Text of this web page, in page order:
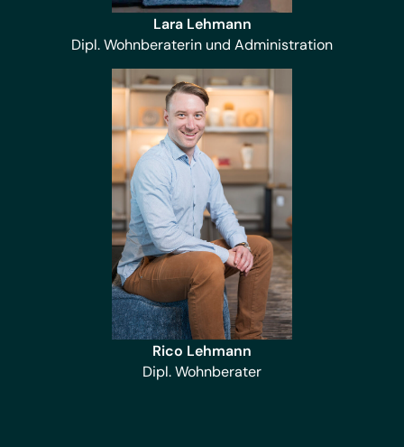
Lara Lehmann
Dipl. Wohnberaterin und Administration
Rico Lehmann
Dipl. Wohnberater